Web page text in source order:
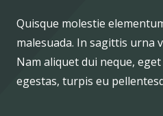
Quisque molestie
malesuada. In sagittis urna
Nam aliquet dui neque,
egestas, turpis eu